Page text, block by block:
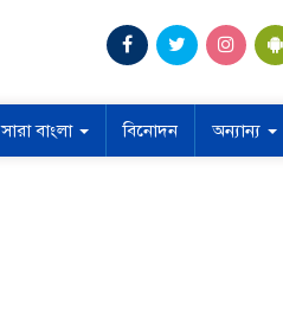
সারা বাংলা বিনোদন অন্যান্য